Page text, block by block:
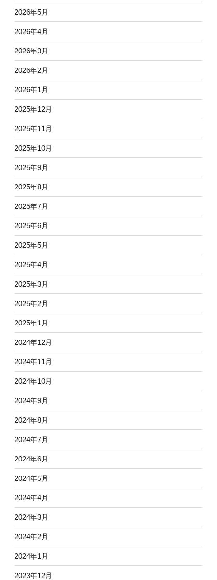
2026年5月
2026年4月
2026年3月
2026年2月
2026年1月
2025年12月
2025年11月
2025年10月
2025年9月
2025年8月
2025年7月
2025年6月
2025年5月
2025年4月
2025年3月
2025年2月
2025年1月
2024年12月
2024年11月
2024年10月
2024年9月
2024年8月
2024年7月
2024年6月
2024年5月
2024年4月
2024年3月
2024年2月
2024年1月
2023年12月